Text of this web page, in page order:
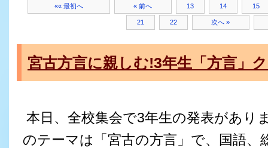
«« 最初へ « 前へ 13 14 15
21 22 次へ »
宮古方言に親しむ!3年生「方言」
本日、全校集会で3年生の発表があり
のテーマは「宮古の方言」で、国語、